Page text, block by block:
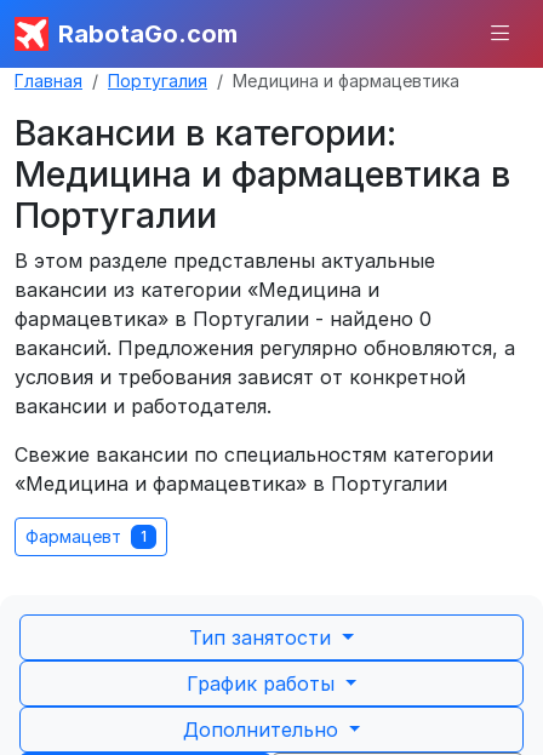
RabotaGo.com
Главная Португалия Медицина и фармацевтика
Вакансии в категории:
Медицина и фармацевтика в
Португалии
В этом разделе представлены актуальные
вакансии из категории «Медицина и
фармацевтика» в Португалии - найдено 0
вакансий. Предложения регулярно обновляются, а
условия и требования зависят от конкретной
вакансии и работодателя.
Свежие вакансии по специальностям категории
«Медицина и фармацевтика» в Португалии
Фармацевт 1
Тип занятости
График работы
Дополнительно